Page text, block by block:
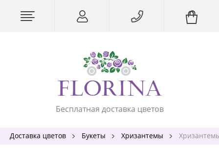
Бесплатная доставка цветов
Доставка цветов Букеты Хризантемы